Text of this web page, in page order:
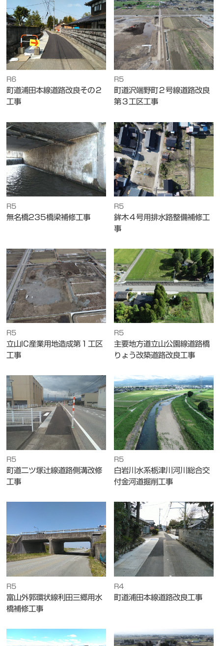
R6
町道浦田本線道路改良その２
工事
R5
町道沢端野町２号線道路改良
第３工区工事
R5
無名橋235橋梁補修工事
R5
鉾木４号用排水路整備補修工
事
R5
立山IC産業用地造成第１工区
工事
R5
主要地方道立山公園線道路橋
りょう改築道路改良工事
R5
町道二ツ塚辻線道路側溝改修
工事
R5
白岩川水系栃津川河川総合交
付金河道掘削工事
R5
富山外郭環状線利田三郷用水
橋補修工事
R4
町道浦田本線道路改良工事